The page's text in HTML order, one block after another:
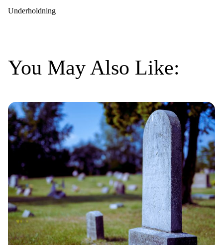
Underholdning
You May Also Like: